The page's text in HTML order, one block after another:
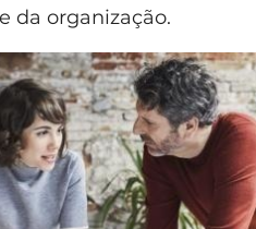
da organização.